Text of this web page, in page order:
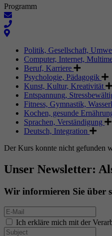
Programm
Politik, Gesellschaft,
Computer, Internet,
Beruf, Karriere
Psychologie, Pädagogik
Kunst, Kultur, Kreativität
Entspannung,
Fitness, Gymnastik,
Kochen, gesunde
Sprachen, Verständigung
Deutsch, Integration
Der Kurs konnte nicht gefunden
Unser Newsletter:
Wir informieren Sie über
Ich erkläre mich mit der